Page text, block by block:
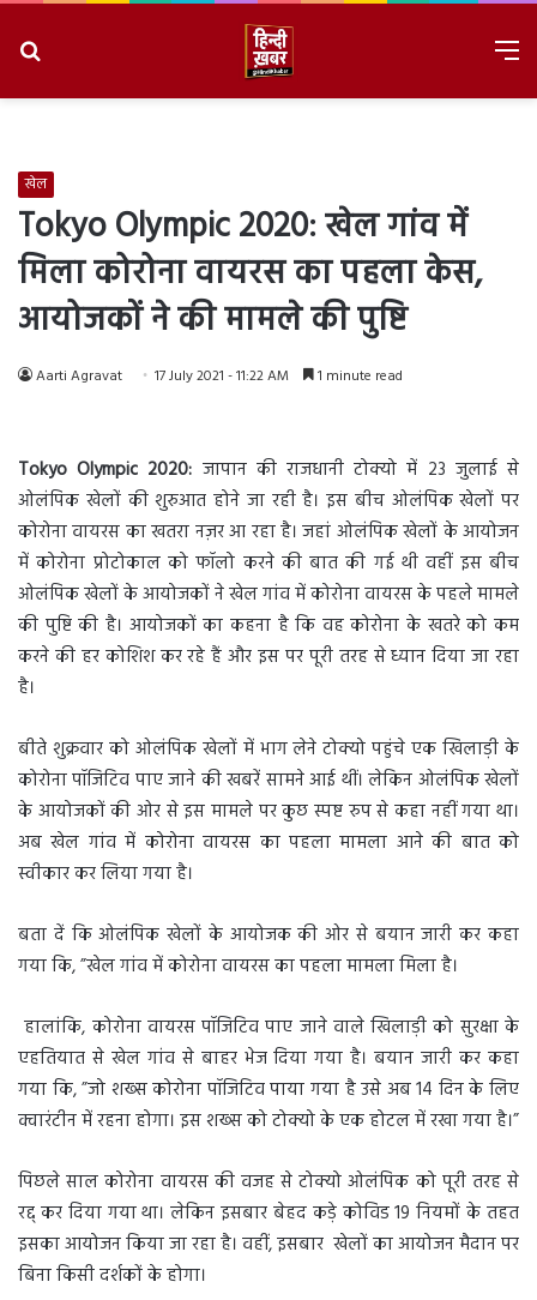
खेल
Tokyo Olympic 2020: खेल गांव में
मिला कोरोना वायरस का पहला केस,
आयोजकों ने की मामले की पुष्टि
Aarti Agravat 17 July 2021 - 11:22 AM 1 minute read
Tokyo Olympic 2020: जापान की राजधानी टोक्यो में 23 जुलाई से
ओलंपिक खेलों की शुरुआत होने जा रही है। इस बीच ओलंपिक खेलों पर
कोरोना वायरस का खतरा नज़र आ रहा है। जहां ओलंपिक खेलों के आयोजन
में कोरोना प्रोटोकाल को फॉलो करने की बात की गई थी वहीं इस बीच
ओलंपिक खेलों के आयोजकों ने खेल गांव में कोरोना वायरस के पहले मामले
की पुष्टि की है। आयोजकों का कहना है कि वह कोरोना के खतरे को कम
करने की हर कोशिश कर रहे हैं और इस पर पूरी तरह से ध्यान दिया जा रहा
है।
बीते शुक्रवार को ओलंपिक खेलों में भाग लेने टोक्यो पहुंचे एक खिलाड़ी के
कोरोना पॉजिटिव पाए जाने की खबरें सामने आई थीं। लेकिन ओलंपिक खेलों
के आयोजकों की ओर से इस मामले पर कुछ स्पष्ट रुप से कहा नहीं गया था।
अब खेल गांव में कोरोना वायरस का पहला मामला आने की बात को
स्वीकार कर लिया गया है।
बता दें कि ओलंपिक खेलों के आयोजक की ओर से बयान जारी कर कहा
गया कि, ”खेल गांव में कोरोना वायरस का पहला मामला मिला है।
हालांकि, कोरोना वायरस पॉजिटिव पाए जाने वाले खिलाड़ी को सुरक्षा के
एहतियात से खेल गांव से बाहर भेज दिया गया है। बयान जारी कर कहा
गया कि, ”जो शख्स कोरोना पॉजिटिव पाया गया है उसे अब 14 दिन के लिए
क्वारंटीन में रहना होगा। इस शख्स को टोक्यो के एक होटल में रखा गया है।”
पिछले साल कोरोना वायरस की वजह से टोक्यो ओलंपिक को पूरी तरह से
रद्द् कर दिया गया था। लेकिन इसबार बेहद कड़े कोविड 19 नियमों के तहत
इसका आयोजन किया जा रहा है। वहीं, इसबार खेलों का आयोजन मैदान पर
बिना किसी दर्शकों के होगा।